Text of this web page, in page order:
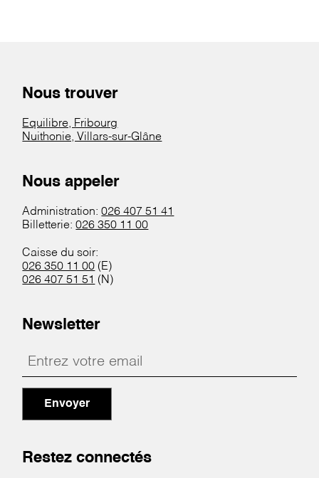
Nous trouver
Equilibre, Fribourg
Nuithonie, Villars-sur-Glâne
Nous appeler
Administration:026 407 51 41
Billetterie:026 350 11 00
Caisse du soir:
026 350 11 00 (E)
026 407 51 51 (N)
Newsletter
Envoyer
Restez connectés